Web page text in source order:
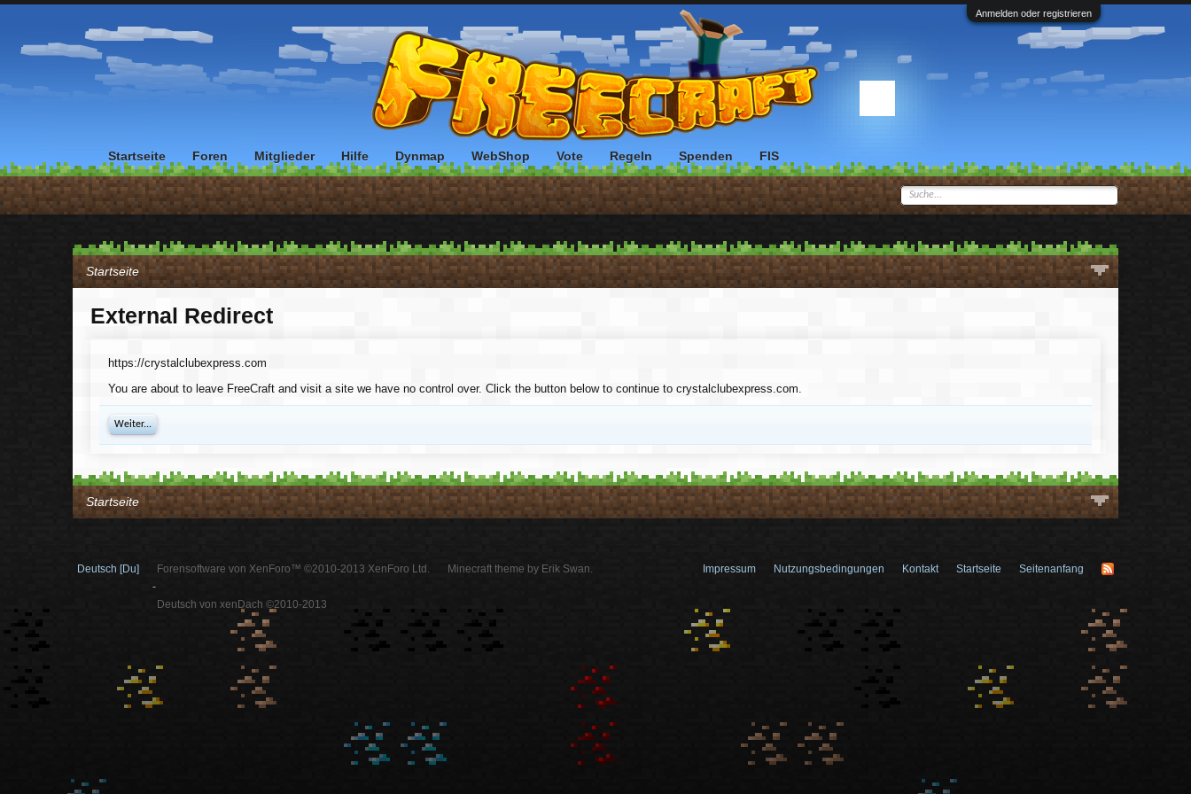
Anmelden oder registrieren
Startseite
External Redirect
https://crystalclubexpress.com
You are about to leave FreeCraft and visit a site we have no control over. Click the button below to continue to crystalclubexpress.com.
Weiter...
Startseite
Startseite Foren Mitglieder Hilfe Dynmap WebShop Vote Regeln Spenden FIS
Deutsch [Du]
Forensoftware von XenForo™ ©2010-2013 XenForo Ltd.
-
Deutsch von xenDach ©2010-2013
Minecraft theme by Erik Swan. Impressum Nutzungsbedingungen Kontakt Startseite Seitenanfang